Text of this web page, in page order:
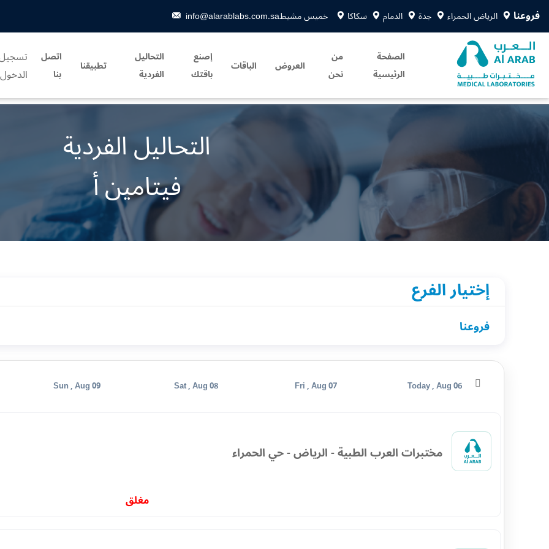
فروعنا الرياض الحمراء جدة الدمام سكاكا خميس مشيطinfo@alarablabs.com.sa
الصفحة
الرئيسية
من
نحن
العروض الباقات
إصنع
باقتك
التحاليل
الفردية
تطبيقنا
اتصل
بنا
الدخول
التحاليل الفردية
فيتامين أ
إختيار الفرع
فروعنا
Fri , Aug 07
مختبرات العرب الطبية - الرياض - حي الحمراء
مغلق